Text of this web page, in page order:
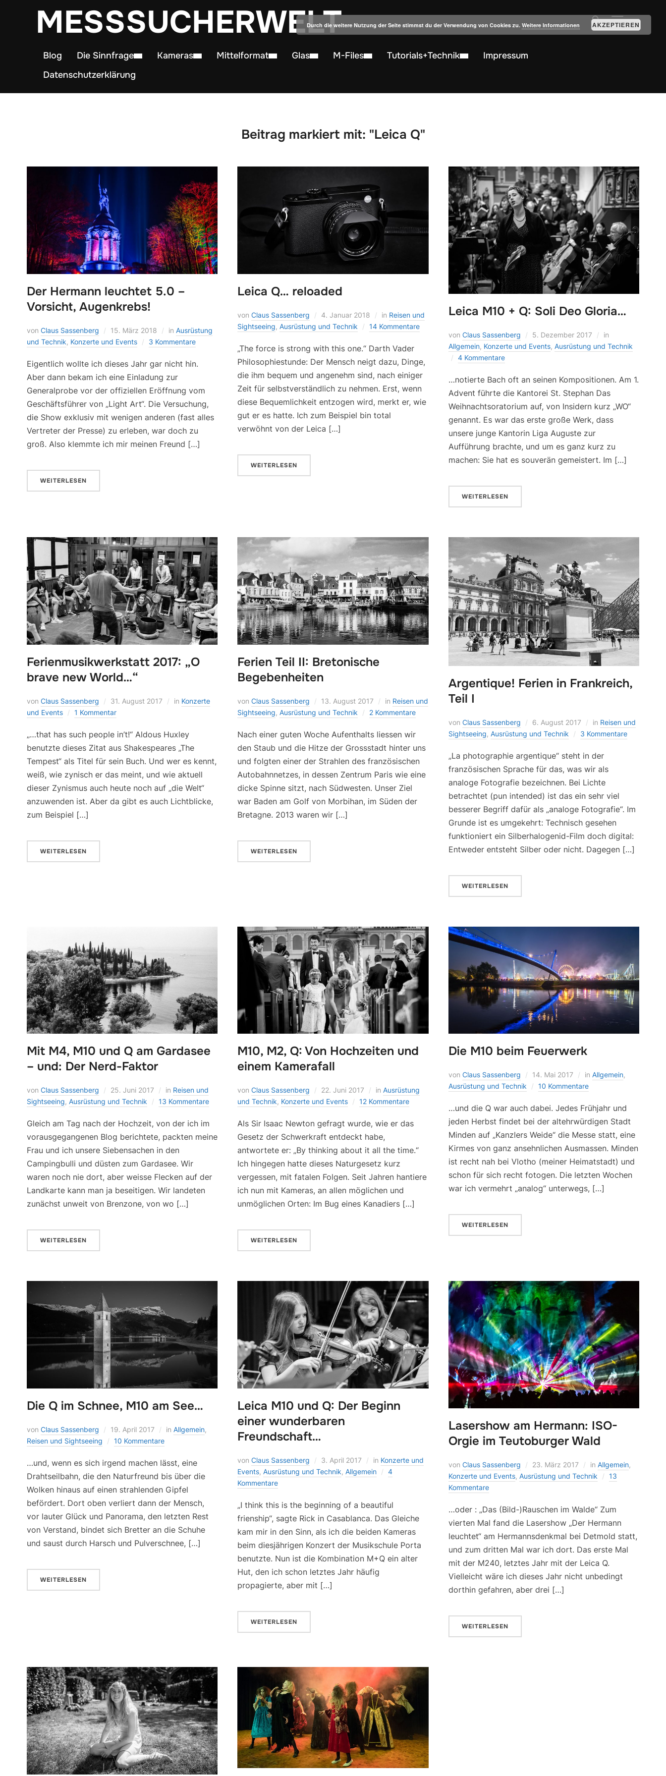
MESSSUCHERWELT
Blog Die Sinnfrage Kameras Mittelformat Glas M-Files Tutorials+Technik
Impressum
Datenschutzerklärung
Beitrag markiert mit: "Leica Q"
Der Hermann leuchtet 5.0 –
Vorsicht, Augenkrebs!
von Claus Sassenberg 15. März 2018 in Ausrüstung
und Technik, Konzerte und Events 3 Kommentare
Eigentlich wollte ich dieses Jahr gar nicht hin.
Aber dann bekam ich eine Einladung zur
Generalprobe vor der offiziellen Eröffnung vom
Geschäftsführer von „Light Art“. Die Versuchung,
die Show exklusiv mit wenigen anderen (fast alles
Vertreter der Presse) zu erleben, war doch zu
groß. Also klemmte ich mir meinen Freund […]
WEITERLESEN
Leica Q… reloaded
vonClaus Sassenberg 4. Januar 2018 in Reisen und
Sightseeing, Ausrüstung und Technik 14 Kommentare
„The force is strong with this one.“ Darth Vader
Philosophiestunde: Der Mensch neigt dazu, Dinge,
die ihm bequem und angenehm sind, nach einiger
Zeit für selbstverständlich zu nehmen. Erst, wenn
diese Bequemlichkeit entzogen wird, merkt er, wie
gut er es hatte. Ich zum Beispiel bin total
verwöhnt von der Leica […]
WEITERLESEN
Leica M10 + Q: Soli Deo Gloria…
von Claus Sassenberg 5. Dezember 2017
in
Allgemein, Konzerte und Events, Ausrüstung und Technik
4 Kommentare
…notierte Bach oft an seinen Kompositionen. Am 1.
Advent führte die Kantorei St. Stephan Das
Weihnachtsoratorium auf, von Insidern kurz „WO“
genannt. Es war das erste große Werk, dass
unsere junge Kantorin Liga Auguste zur
Aufführung brachte, und um es ganz kurz zu
machen: Sie hat es souverän gemeistert. Im […]
WEITERLESEN
Ferienmusikwerkstatt 2017: „O
brave new World…“
von Claus Sassenberg 31. August 2017 in Konzerte
und Events
1 Kommentar
„…that has such people in’t!“ Aldous Huxley
benutzte dieses Zitat aus Shakespeares „The
Tempest“ als Titel für sein Buch. Und wer es kennt,
weiß, wie zynisch er das meint, und wie aktuell
dieser Zynismus auch heute noch auf „die Welt“
anzuwenden ist. Aber da gibt es auch Lichtblicke,
zum Beispiel […]
WEITERLESEN
Ferien Teil II: Bretonische
Begebenheiten
vonClaus Sassenberg 13. August 2017 in Reisen und
Sightseeing, Ausrüstung und Technik 2 Kommentare
Nach einer guten Woche Aufenthalts liessen wir
den Staub und die Hitze der Grossstadt hinter uns
und folgten einer der Strahlen des französischen
Autobahnnetzes, in dessen Zentrum Paris wie eine
dicke Spinne sitzt, nach Südwesten. Unser Ziel
war Baden am Golf von Morbihan, im Süden der
Bretagne. 2013 waren wir […]
WEITERLESEN
Argentique! Ferien in Frankreich,
Teil I
von Claus Sassenberg 6. August 2017 in Reisen und
Sightseeing, Ausrüstung und Technik 3 Kommentare
„La photographie argentique“ steht in der
französischen Sprache für das, was wir als
analoge Fotografie bezeichnen. Bei Lichte
betrachtet (pun intended) ist das ein sehr viel
besserer Begriff dafür als „analoge Fotografie“. Im
Grunde ist es umgekehrt: Technisch gesehen
funktioniert ein Silberhalogenid-Film doch digital:
Entweder entsteht Silber oder nicht. Dagegen […]
WEITERLESEN
Mit M4, M10 und Q am Gardasee
– und: Der Nerd-Faktor
von Claus Sassenberg 25. Juni 2017 in Reisen und
Sightseeing, Ausrüstung und Technik 13 Kommentare
Gleich am Tag nach der Hochzeit, von der ich im
vorausgegangenen Blog berichtete, packten meine
Frau und ich unsere Siebensachen in den
Campingbulli und düsten zum Gardasee. Wir
waren noch nie dort, aber weisse Flecken auf der
Landkarte kann man ja beseitigen. Wir landeten
zunächst unweit von Brenzone, von wo […]
WEITERLESEN
M10, M2, Q: Von Hochzeiten und
einem Kamerafall
vonClaus Sassenberg 22. Juni 2017 in Ausrüstung
und Technik, Konzerte und Events 12 Kommentare
Als Sir Isaac Newton gefragt wurde, wie er das
Gesetz der Schwerkraft entdeckt habe,
antwortete er: „By thinking about it all the time.“
Ich hingegen hatte dieses Naturgesetz kurz
vergessen, mit fatalen Folgen. Seit Jahren hantiere
ich nun mit Kameras, an allen möglichen und
unmöglichen Orten: Im Bug eines Kanadiers […]
WEITERLESEN
Die M10 beim Feuerwerk
von Claus Sassenberg 14. Mai 2017 in Allgemein,
Ausrüstung und Technik
10 Kommentare
…und die Q war auch dabei. Jedes Frühjahr und
jeden Herbst findet bei der altehrwürdigen Stadt
Minden auf „Kanzlers Weide“ die Messe statt, eine
Kirmes von ganz ansehnlichen Ausmassen. Minden
ist recht nah bei Vlotho (meiner Heimatstadt) und
schon für sich recht fotogen. Die letzten Wochen
war ich vermehrt „analog“ unterwegs, […]
WEITERLESEN
Die Q im Schnee, M10 am See…
von Claus Sassenberg 19. April 2017 in Allgemein,
Reisen und Sightseeing
10 Kommentare
…und, wenn es sich irgend machen lässt, eine
Drahtseilbahn, die den Naturfreund bis über die
Wolken hinaus auf einen strahlenden Gipfel
befördert. Dort oben verliert dann der Mensch,
vor lauter Glück und Panorama, den letzten Rest
von Verstand, bindet sich Bretter an die Schuhe
und saust durch Harsch und Pulverschnee, […]
WEITERLESEN
Leica M10 und Q: Der Beginn
einer wunderbaren
Freundschaft…
vonClaus Sassenberg 3. April 2017 in Konzerte und
Events, Ausrüstung und Technik, Allgemein
4
Kommentare
„I think this is the beginning of a beautiful
frienship“, sagte Rick in Casablanca. Das Gleiche
kam mir in den Sinn, als ich die beiden Kameras
beim diesjährigen Konzert der Musikschule Porta
benutzte. Nun ist die Kombination M+Q ein alter
Hut, den ich schon letztes Jahr häufig
propagierte, aber mit […]
WEITERLESEN
Lasershow am Hermann: ISO-
Orgie im Teutoburger Wald
von Claus Sassenberg 23. März 2017 in Allgemein,
Konzerte und Events, Ausrüstung und Technik
13
Kommentare
…oder : „Das (Bild-)Rauschen im Walde“ Zum
vierten Mal fand die Lasershow „Der Hermann
leuchtet“ am Hermannsdenkmal bei Detmold statt,
und zum dritten Mal war ich dort. Das erste Mal
mit der M240, letztes Jahr mit der Leica Q.
Vielleicht wäre ich dieses Jahr nicht unbedingt
dorthin gefahren, aber drei […]
WEITERLESEN
Durch die weitere Nutzung der Seite stimmst du der Verwendung von Cookies zu. Weitere Informationen AKZEPTIEREN